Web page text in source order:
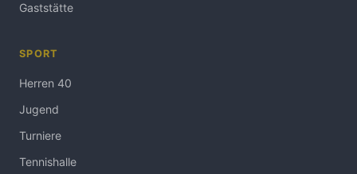
Gaststätte
SPORT
Herren 40
Jugend
Turniere
Tennishalle